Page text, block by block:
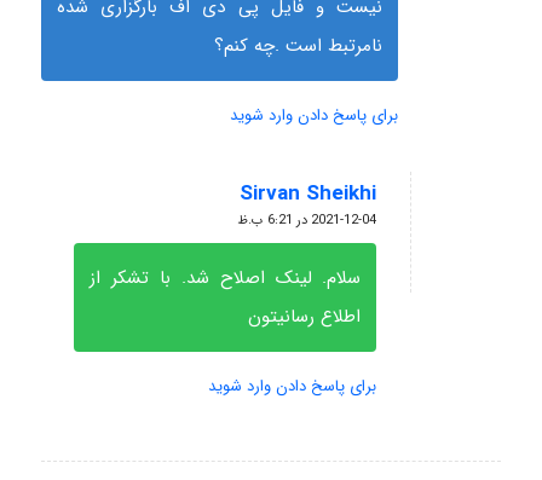
نیست و فایل پی دی اف بارگزاری شده
نامرتبط است .چه کنم؟
برای پاسخ دادن وارد شوید
Sirvan Sheikhi
گفته:
2021-12-04 در 6:21 ب.ظ
سلام. لینک اصلاح شد. با تشکر از
اطلاع رسانیتون
برای پاسخ دادن وارد شوید